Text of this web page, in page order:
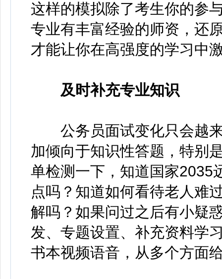
这样的模拟除了考生你的参
专业有丰富经验的师资，还
才能让你在高强度的学习中
及时补充专业知识
公务员面试变化只会越来
加倾向于知识性答题，特别
单检测一下，知道国家2035
点吗？知道如何看待老人难
解吗？如果问过之后有小疑
发、专题设置、补充资料学
书本视频语音，从多个方面